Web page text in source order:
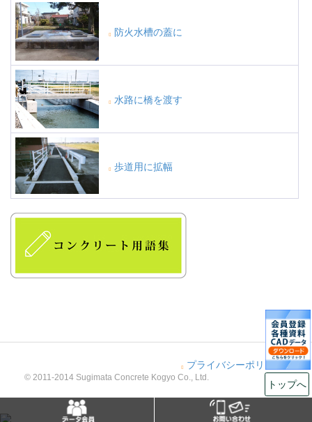
防火水槽の蓋に
水路に橋を渡す
歩道用に拡幅
プライバシーポリシー
© 2011-2014 Sugimata Concrete Kogyo Co., Ltd.
トップへ